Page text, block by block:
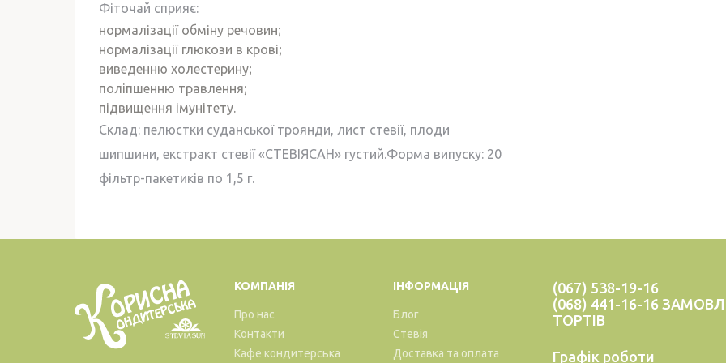
Фіточай сприяє:
нормалізації обміну речовин;
нормалізації глюкози в крові;
виведенню холестерину;
поліпшенню травлення;
підвищення імунітету.
Склад: пелюстки суданської троянди, лист стевії, плоди
шипшини, екстракт стевії «СТЕВІЯСАН» густий.Форма випуску: 20
фільтр-пакетиків по 1,5 г.
КОМПАНІЯ
Про нас
Контакти
Кафе кондитерська
ІНФОРМАЦІЯ
Блог
Стевія
Доставка та оплата
(067) 538-19-16
(068) 441-16-16
ТОРТІВ
Графік роботи